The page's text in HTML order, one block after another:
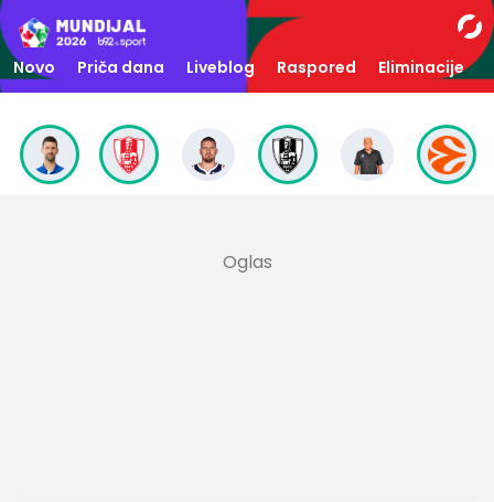
Novo Priča dana Liveblog Raspored Eliminacije